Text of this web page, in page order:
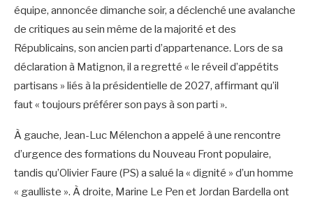
équipe, annoncée dimanche soir, a déclenché une avalanche
de critiques au sein même de la majorité et des
Républicains, son ancien parti d’appartenance. Lors de sa
déclaration à Matignon, il a regretté « le réveil d’appétits
partisans » liés à la présidentielle de 2027, affirmant qu’il
faut « toujours préférer son pays à son parti ».
À gauche, Jean-Luc Mélenchon a appelé à une rencontre
d’urgence des formations du Nouveau Front populaire,
tandis qu’Olivier Faure (PS) a salué la « dignité » d’un homme
« gaulliste ». À droite, Marine Le Pen et Jordan Bardella ont